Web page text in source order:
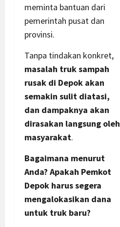
meminta bantuan dari
pemerintah pusat dan
provinsi.
Tanpa tindakan konkret,
masalah truk sampah
rusak di Depok akan
semakin sulit diatasi,
dan dampaknya akan
dirasakan langsung oleh
masyarakat.
Bagaimana menurut
Anda? Apakah Pemkot
Depok harus segera
mengalokasikan dana
untuk truk baru?